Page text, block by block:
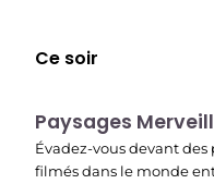
Ce soir
22:37
Paysages
Évadez-vous devant des
filmés dans le monde